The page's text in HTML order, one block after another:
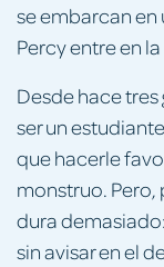
se embarcan en
Percy entre en
Desde hace
ser un
que hacerle
monstruo. Pero,
dura
sin avisar en el